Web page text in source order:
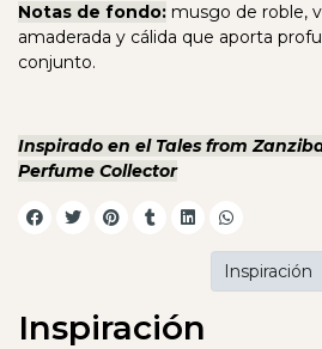
Notas de fondo: musgo de roble,
amaderada y cálida que aporta
conjunto.
Inspirado en el Tales from
Perfume Collector
Inspiración
Inspiración